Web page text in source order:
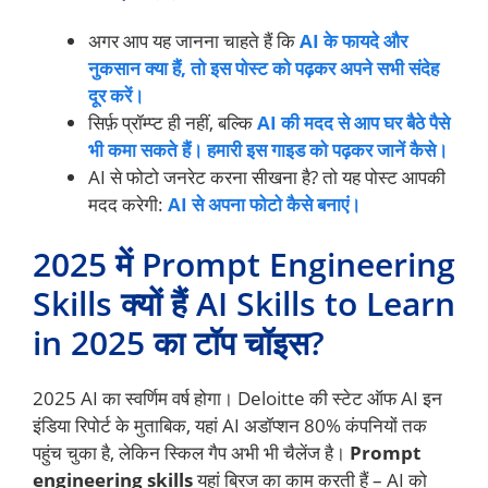
अगर आप यह जानना चाहते हैं किAI के फायदे और
नुकसान क्या हैं, तो इस पोस्ट को पढ़कर अपने सभी संदेह
दूर करें।
सिर्फ़ प्रॉम्प्ट ही नहीं, बल्किAI की मदद से आप घर बैठे पैसे
भी कमा सकते हैं। हमारी इस गाइड को पढ़कर जानें कैसे।
AI से फोटो जनरेट करना सीखना है? तो यह पोस्ट आपकी
मदद करेगी: AI से अपना फोटो कैसे बनाएं।
2025 में Prompt Engineering
Skills क्यों हैं AI Skills to Learn
in 2025 का टॉप चॉइस?
2025 AI का स्वर्णिम वर्ष होगा। Deloitte की स्टेट ऑफ AI इन
इंडिया रिपोर्ट के मुताबिक, यहां AI अडॉप्शन 80% कंपनियों तक
पहुंच चुका है, लेकिन स्किल गैप अभी भी चैलेंज है। Prompt
engineering skillsयहां ब्रिज का काम करती हैं – AI को